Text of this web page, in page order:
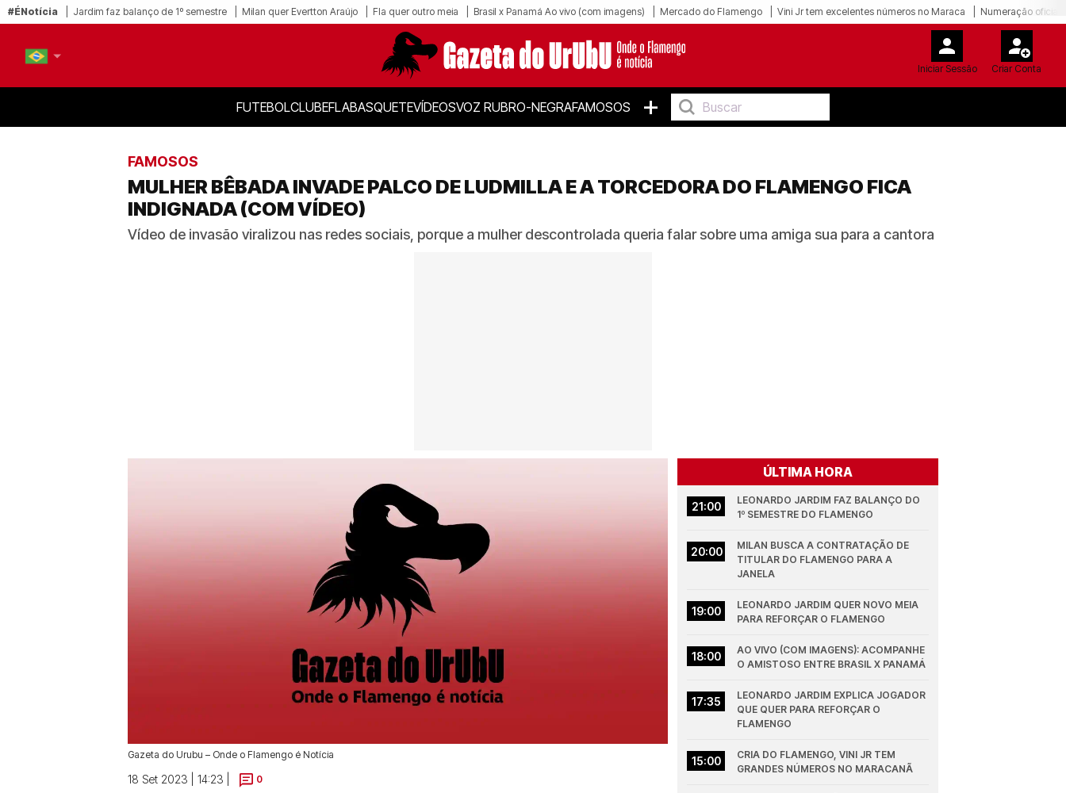
#ÉNotícia Jardim faz balanço de 1º semestre Milan quer Evertton Araújo Fla quer outro meia Brasil x Panamá Ao vivo (com imagens) Mercado do Flamengo Vini Jr tem excelentes números no Maraca Numeração oficial
Iniciar Sessão Criar Conta
FUTEBOLCLUBEFLABASQUETEVÍDEOSVOZ RUBRO-NEGRAFAMOSOS +
FAMOSOS
MULHER BÊBADA INVADE PALCO DE LUDMILLA E A TORCEDORA DO FLAMENGO FICA
INDIGNADA (COM VÍDEO)
Vídeo de invasão viralizou nas redes sociais, porque a mulher descontrolada queria falar sobre uma amiga sua para a cantora
Gazeta do Urubu – Onde o Flamengo é Notícia
18 Set 2023 | 14:23 | 0
ÚLTIMA HORA
21:00
LEONARDO JARDIM FAZ BALANÇO DO
1º SEMESTRE DO FLAMENGO
20:00
MILAN BUSCA A CONTRATAÇÃO DE
TITULAR DO FLAMENGO PARA A
JANELA
19:00
LEONARDO JARDIM QUER NOVO MEIA
PARA REFORÇAR O FLAMENGO
18:00
AO VIVO (COM IMAGENS): ACOMPANHE
O AMISTOSO ENTRE BRASIL X PANAMÁ
17:35
LEONARDO JARDIM EXPLICA JOGADOR
QUE QUER PARA REFORÇAR O
FLAMENGO
15:00
CRIA DO FLAMENGO, VINI JR TEM
GRANDES NÚMEROS NO MARACANÃ